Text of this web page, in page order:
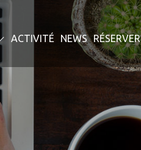
ACTIVITÉ NEWS RÉSERVER